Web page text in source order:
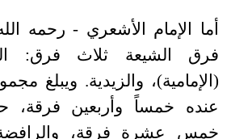
أما الإمام الأشعري - رحمه
فرق الشيعة ثلاث فرق:
(الإمامية)، والزيدية. ويبلغ
عنده خمساً وأربعين فرقة،
خمس عشرة فرقة،